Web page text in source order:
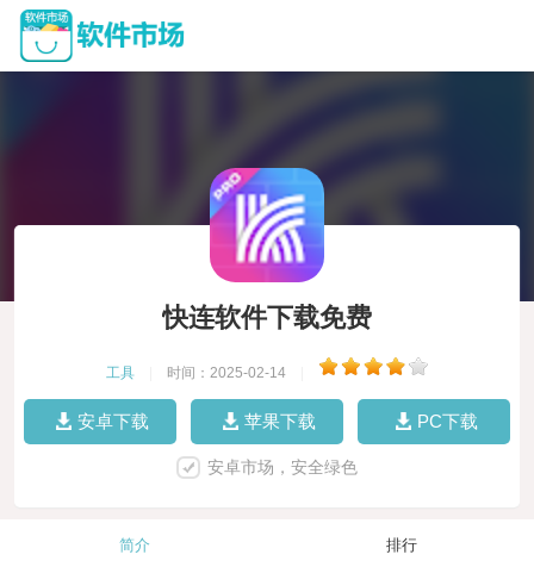
快连软件下载免费
工具 时间：2025-02-14
安卓下载 苹果下载 PC下载
安卓市场，安全绿色
简介 排行